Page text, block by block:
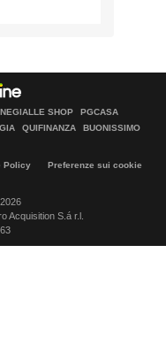
SHOP
PGCASA
QUIFINANZA
BUONISSIMO
Policy
Preferenze sui cookie
Acquisition S.á r.l.